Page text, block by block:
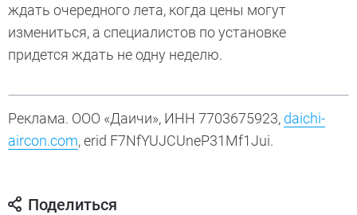
ждать очередного лета, когда цены могут
измениться, а специалистов по установке
придется ждать не одну неделю.
Реклама. ООО «Даичи», ИНН 7703675923, daichi-
aircon.com, erid F7NfYUJCUneP31Mf1Jui.
Поделиться